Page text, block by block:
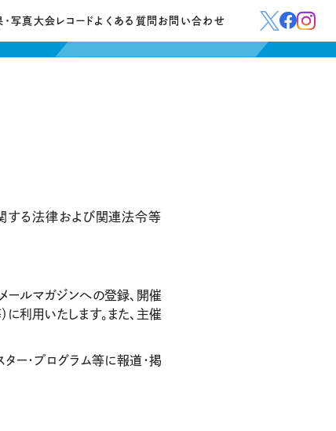
写真大会レコード よくある質問 お問い合わせ
する法律および関連法令等
ールマガジンへの登録、開催
利用いたします。また、主催
ー・プログラム等に報道・掲